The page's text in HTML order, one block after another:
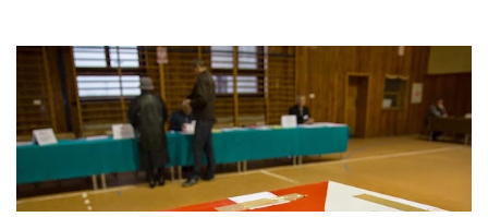
elementem ekosystemu Doliny Baryczy. W ostatnich latach stały
się jednak również przedmiotem konfliktów, napięć i realnych
zagrożeń związanych z brakiem ciągłości dzierżawy oraz
niewystarczającym wsparciem instytucjonalnym.